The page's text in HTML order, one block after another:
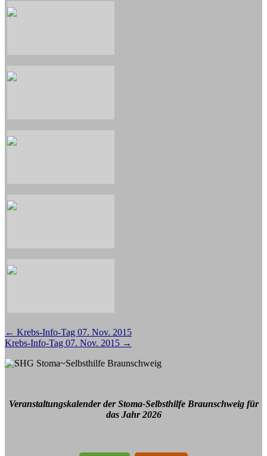
Beitragsnavigation
← Krebs-Info-Tag 07. Nov. 2015
Krebs-Info-Tag 07. Nov. 2015 →
Veranstaltungskalender der Stoma-Selbsthilfe Braunschweig für
das Jahr 2026